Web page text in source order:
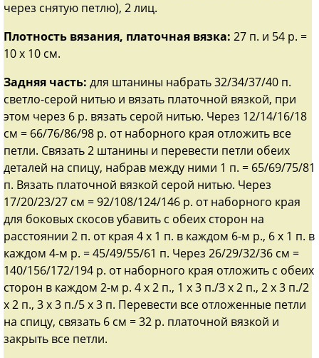
через снятую петлю), 2 лиц.
Плотность вязания, платочная вязка: 27 п. и 54 р. =
10 х 10 см.
Задняя часть: для штанины набрать 32/34/37/40 п.
светло-серой нитью и вязать платочной вязкой, при
этом через 6 р. вязать серой нитью. Через 12/14/16/18
см = 66/76/86/98 р. от наборного края отложить все
петли. Связать 2 штанины и перевести петли обеих
деталей на спицу, набрав между ними 1 п. = 65/69/75/81
п. Вязать платочной вязкой серой нитью. Через
17/20/23/27 см = 92/108/124/146 р. от наборного края
для боковых скосов убавить с обеих сторон на
расстоянии 2 п. от края 4 х 1 п. в каждом 6-м р., 6 х 1 п. в
каждом 4-м р. = 45/49/55/61 п. Через 26/29/32/36 см =
140/156/172/194 р. от наборного края отложить с обеих
сторон в каждом 2-м р. 4 х 2 п., 1 х 3 п./З х 2 п., 2 х 3 п./2
х 2 п., 3 х 3 п./5 х 3 п. Перевести все отложенные петли
на спицу, связать 6 см = 32 р. платочной вязкой и
закрыть все петли.